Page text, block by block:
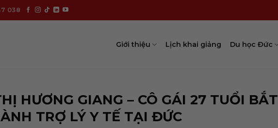
038
Giới thiệu Lịch khai giảng Du học Đức
HƯƠNG GIANG – CÔ GÁI 27 TUỔI BẮT
TRỢ LÝ Y TẾ TẠI ĐỨC